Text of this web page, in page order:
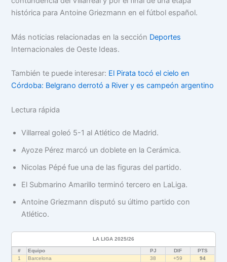
histórica para Antoine Griezmann en el fútbol español.
Más noticias relacionadas en la sección Deportes
Internacionales de Oeste Ideas.
También te puede interesar: El Pirata tocó el cielo en
Córdoba: Belgrano derrotó a River y es campeón argentino
Lectura rápida
Villarreal goleó 5-1 al Atlético de Madrid.
Ayoze Pérez marcó un doblete en la Cerámica.
Nicolas Pépé fue una de las figuras del partido.
El Submarino Amarillo terminó tercero en LaLiga.
Antoine Griezmann disputó su último partido con
Atlético.
LA LIGA 2025/26
# Equipo PJ DIF
PTS
1
Barcelona 38 +59
94